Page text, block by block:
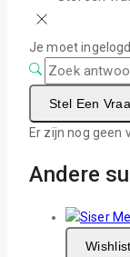
Je moet
Stel Een
Er zijn nog geen
Andere
Wishlist